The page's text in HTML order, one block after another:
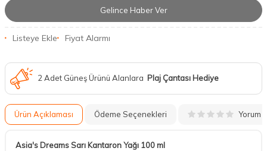
Gelince Haber Ver
Listeye Ekle Fiyat Alarmı
2 Adet Güneş Ürünü Alanlara Plaj Çantası Hediye
Ürün Açıklaması Ödeme Seçenekleri Yorum
Asia's Dreams Sarı Kantaron Yağı 100 ml